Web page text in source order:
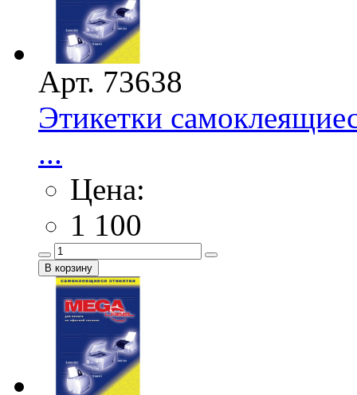
Арт. 73638
Этикетки
...
Цена:
1 100